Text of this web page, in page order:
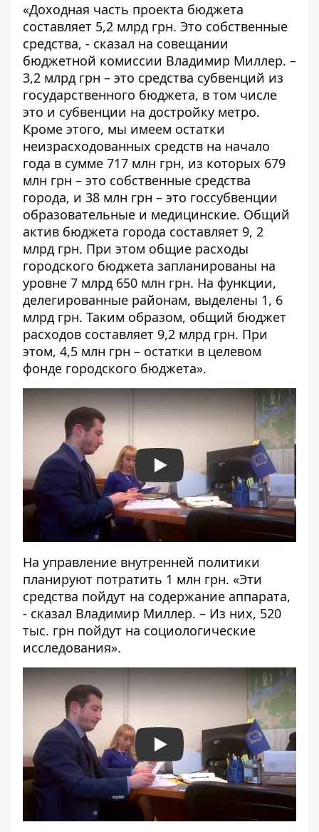
«Доходная часть проекта бюджета
составляет 5,2 млрд грн. Это собственные
средства, - сказал на совещании
бюджетной комиссии Владимир Миллер. –
3,2 млрд грн – это средства субвенций из
государственного бюджета, в том числе
это и субвенции на достройку метро.
Кроме этого, мы имеем остатки
неизрасходованных средств на начало
года в сумме 717 млн грн, из которых 679
млн грн – это собственные средства
города, и 38 млн грн – это госсубвенции
образовательные и медицинские. Общий
актив бюджета города составляет 9, 2
млрд грн. При этом общие расходы
городского бюджета запланированы на
уровне 7 млрд 650 млн грн. На функции,
делегированные районам, выделены 1, 6
млрд грн. Таким образом, общий бюджет
расходов составляет 9,2 млрд грн. При
этом, 4,5 млн грн – остатки в целевом
фонде городского бюджета».
Play
На управление внутренней политики
планируют потратить 1 млн грн. «Эти
средства пойдут на содержание аппарата,
- сказал Владимир Миллер. – Из них, 520
тыс. грн пойдут на социологические
исследования».
Play